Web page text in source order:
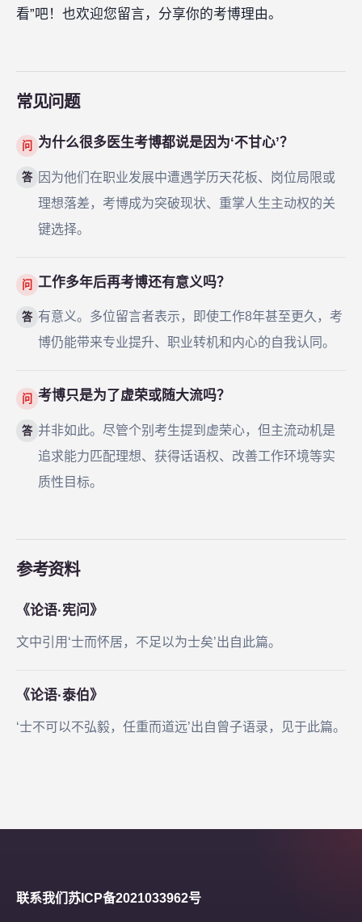
看”吧！也欢迎您留言，分享你的考博理由。
常见问题
问 为什么很多医生考博都说是因为‘不甘心’？
答
因为他们在职业发展中遭遇学历天花板、岗位局限或
理想落差，考博成为突破现状、重掌人生主动权的关
键选择。
问 工作多年后再考博还有意义吗？
答 有意义。多位留言者表示，即使工作8年甚至更久，考
博仍能带来专业提升、职业转机和内心的自我认同。
问 考博只是为了虚荣或随大流吗？
答 并非如此。尽管个别考生提到虚荣心，但主流动机是
追求能力匹配理想、获得话语权、改善工作环境等实
质性目标。
参考资料
《论语·宪问》
文中引用‘士而怀居，不足以为士矣’出自此篇。
《论语·泰伯》
‘士不可以不弘毅，任重而道远’出自曾子语录，见于此篇。
联系我们 苏ICP备2021033962号